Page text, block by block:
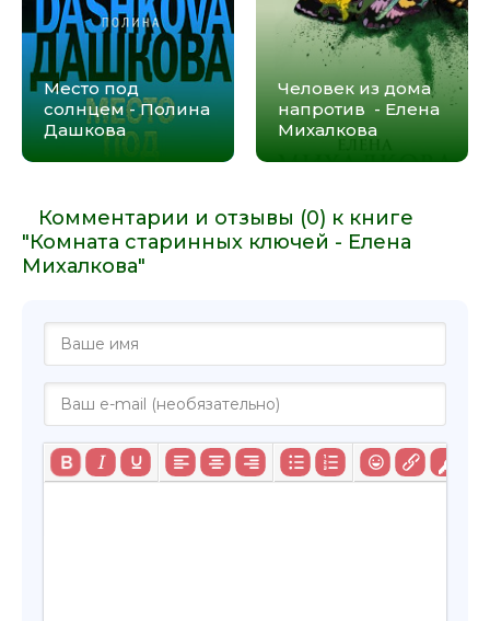
Место под
солнцем - Полина
Дашкова
Человек из дома
напротив - Елена
Михалкова
Комментарии и отзывы (0) к книге
"Комната старинных ключей - Елена
Михалкова"